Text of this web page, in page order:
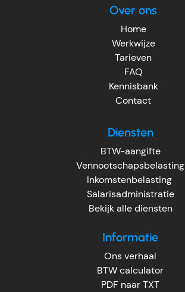
Over ons
Home
Werkwijze
Tarieven
FAQ
Kennisbank
Contact
Diensten
BTW-aangifte
Vennootschapsbelasting
Inkomstenbelasting
Salarisadministratie
Bekijk alle diensten
Informatie
Ons verhaal
BTW calculator
PDF naar TXT